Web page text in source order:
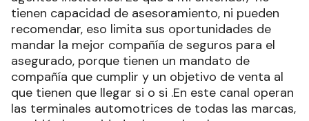
tienen capacidad de asesoramiento, ni pueden
recomendar, eso limita sus oportunidades de
mandar la mejor compañía de seguros para el
asegurado, porque tienen un mandato de
compañía que cumplir y un objetivo de venta al
que tienen que llegar si o si .En este canal operan
las terminales automotrices de todas las marcas,